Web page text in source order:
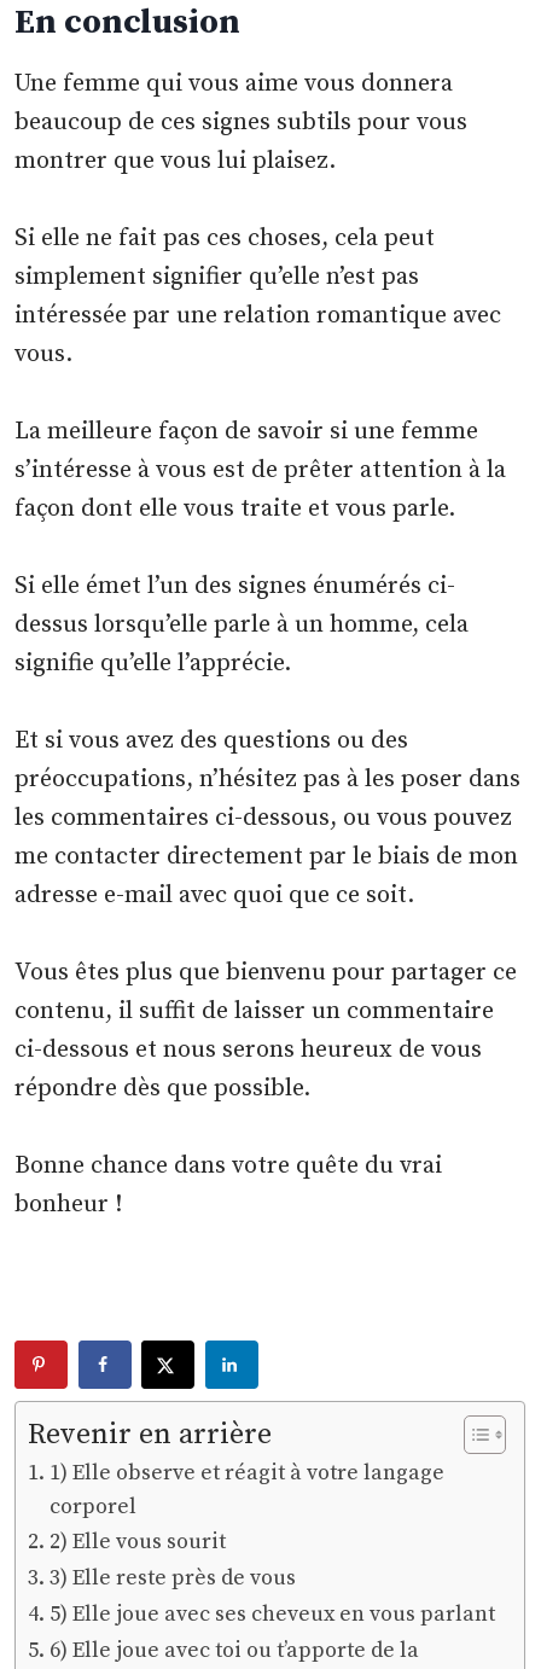
En conclusion
Une femme qui vous aime vous donnera
beaucoup de ces signes subtils pour vous
montrer que vous lui plaisez.
Si elle ne fait pas ces choses, cela peut
simplement signifier qu’elle n’est pas
intéressée par une relation romantique avec
vous.
La meilleure façon de savoir si une femme
s’intéresse à vous est de prêter attention à la
façon dont elle vous traite et vous parle.
Si elle émet l’un des signes énumérés ci-
dessus lorsqu’elle parle à un homme, cela
signifie qu’elle l’apprécie.
Et si vous avez des questions ou des
préoccupations, n’hésitez pas à les poser dans
les commentaires ci-dessous, ou vous pouvez
me contacter directement par le biais de mon
adresse e-mail avec quoi que ce soit.
Vous êtes plus que bienvenu pour partager ce
contenu, il suffit de laisser un commentaire
ci-dessous et nous serons heureux de vous
répondre dès que possible.
Bonne chance dans votre quête du vrai
bonheur !
Revenir en arrière
1) Elle observe et réagit à votre langage
corporel
2) Elle vous sourit
3) Elle reste près de vous
5) Elle joue avec ses cheveux en vous parlant
6) Elle joue avec toi ou t’apporte de la